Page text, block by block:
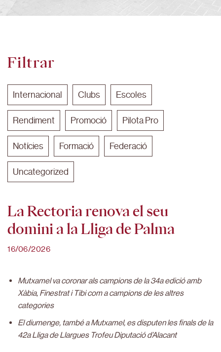
Filtrar
Internacional Clubs Escoles
Rendiment Promoció Pilota Pro
Notícies Formació Federació
Uncategorized
La Rectoria renova el seu
domini a la Lliga de Palma
16/06/2026
Mutxamel va coronar als campions de la 34a edició amb
Xàbia, Finestrat i Tibi com a campions de les altres
categories
El diumenge, també a Mutxamel, es disputen les finals de la
42a Lliga de Llargues Trofeu Diputació d’Alacant